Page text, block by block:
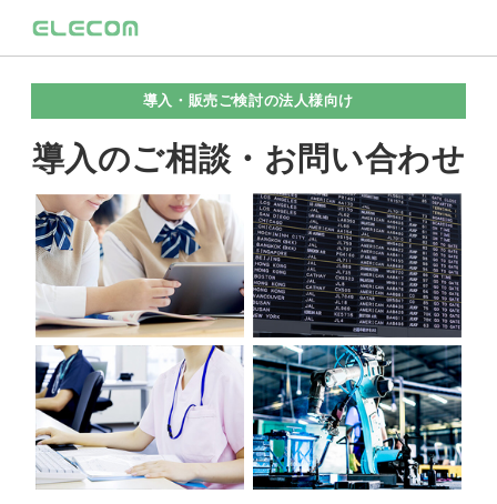
導入・販売ご検討の法人様向け
導入のご相談・お問い合わせ